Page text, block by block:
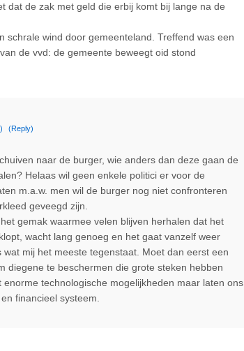
dat de zak met geld die erbij komt bij lange na de
schrale wind door gemeenteland. Treffend was een
de vvd: de gemeente beweegt oid stond
(Reply)
naar de burger, wie anders dan deze gaan de
Helaas wil geen enkele politici er voor de
m.a.w. men wil de burger nog niet confronteren
geveegd zijn.
gemak waarmee velen blijven herhalen dat het
wacht lang genoeg en het gaat vanzelf weer
mij het meeste tegenstaat. Moet dan eerst een
diegene te beschermen die grote steken hebben
technologische mogelijkheden maar laten ons
financieel systeem.